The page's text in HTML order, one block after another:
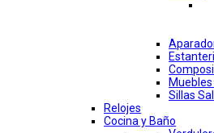
Sillas
Relojes
Cocina y Baño